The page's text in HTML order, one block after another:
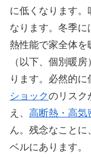
に低くなります。
なります。冬季
熱性能で家全体を
（以下、個別暖
ります。必然的に
ショックのリスク
え、 高断熱・高気
ん。残念なこと
ベルにあります。